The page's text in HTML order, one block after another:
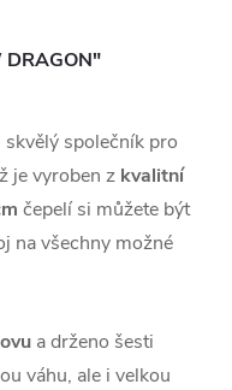
DRAGON"
společník pro
je vyroben z kvalitní
čepelí si můžete být
na všechny možné
a drženo šesti
váhu, ale i velkou